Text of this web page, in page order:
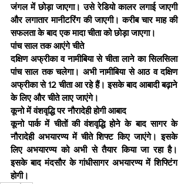
जंगल में छोड़ा जाएगा। उसे रेडियो कालर लगाई जाएगी
और लगातार मानीटरिंग की जाएगी। करीब चार माह की
सफलता के बाद एक मादा चीता को छोड़ा जाएगा।
पांच साल तक आएंगे चीते
दक्षिण अफ्रीका व नामीबिया से चीता लाने का सिलसिला
पांच साल तक चलेगा। अभी नामीबिया से आठ व दक्षिण
अफ्रीका से 12 चीता आ रहे हैं। इसके बाद आबादी बढ़ाने
के लिए और चीते लाए जाएंगे।
कूनो में वंशवृद्धि पर नौरादेही होगी आबाद
कूनो पार्क में चीतों की वंशवृद्धि होने के बाद सागर के
नौरादेही अभयारण्य में चीते शिफ्ट किए जाएंगे। इसके
लिए अभयारण्य को अभी से तैयार किया जा रहा है।
इसके बाद मंदसौर के गांधीसागर अभयारण्य में शिफ्टिंग
होगी।